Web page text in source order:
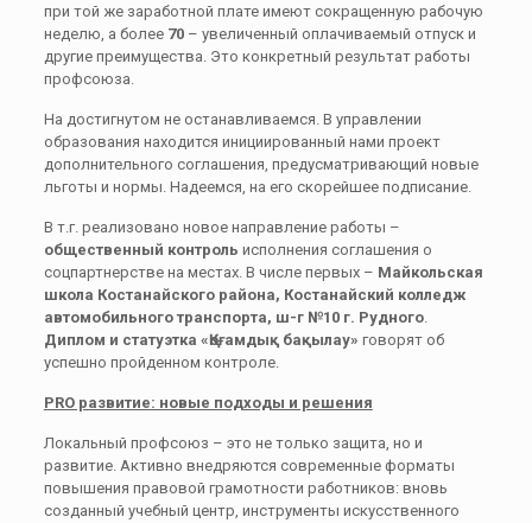
при той же заработной плате имеют сокращенную рабочую
неделю, а более 70– увеличенный оплачиваемый отпуск и
другие преимущества. Это конкретный результат работы
профсоюза.
На достигнутом не останавливаемся. В управлении
образования находится инициированный нами проект
дополнительного соглашения, предусматривающий новые
льготы и нормы. Надеемся, на его скорейшее подписание.
В т.г. реализовано новое направление работы –
общественный контроль исполнения соглашения о
соцпартнерстве на местах. В числе первых – Майкольская
школа Костанайского района, Костанайский колледж
автомобильного транспорта, ш-г №10 г. Рудного.
Диплом и статуэтка «Қоғамдық бақылау» говорят об
успешно пройденном контроле.
PRO развитие: новые подходы и решения
Локальный профсоюз – это не только защита, но и
развитие. Активно внедряются современные форматы
повышения правовой грамотности работников: вновь
созданный учебный центр, инструменты искусственного